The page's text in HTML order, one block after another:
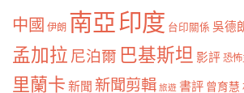
中國 伊朗 南亞印度 台印關係 吳德
孟加拉 尼泊爾 巴基斯坦 影評 恐
里蘭卡 新聞 新聞剪輯 旅遊 書評 曾育慧